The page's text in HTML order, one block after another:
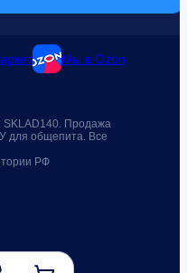
Мы в Ozon
Продажа
для общепита. Все
РФ